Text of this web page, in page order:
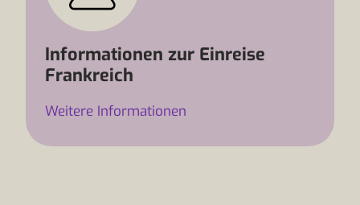
Informationen zur Einreise
Frankreich
Weitere Informationen